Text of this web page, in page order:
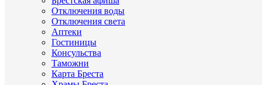
Отключения воды
Отключения света
Аптеки
Гостиницы
Консульства
Таможни
Карта Бреста